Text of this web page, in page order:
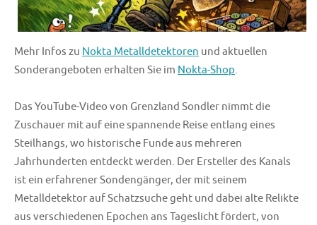
Mehr Infos zu Nokta Metalldetektoren und aktuellen
Sonderangeboten erhalten Sie im Nokta-Shop.
Das YouTube-Video von Grenzland Sondler nimmt die
Zuschauer mit auf eine spannende Reise entlang eines
Steilhangs, wo historische Funde aus mehreren
Jahrhunderten entdeckt werden. Der Ersteller des Kanals
ist ein erfahrener Sondengänger, der mit seinem
Metalldetektor auf Schatzsuche geht und dabei alte Relikte
aus verschiedenen Epochen ans Tageslicht fördert, von